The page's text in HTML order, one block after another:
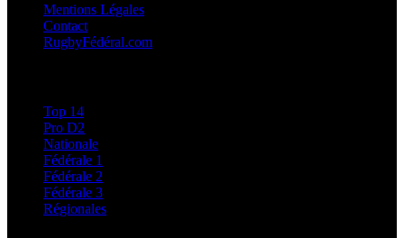
Mentions Légales
Contact
RugbyFédéral.com
Top 14
Pro D2
Nationale
Fédérale 1
Fédérale 2
Fédérale 3
Régionales